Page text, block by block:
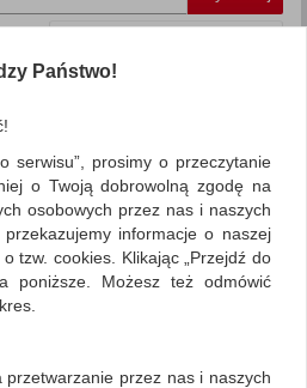
Więcej
Produkty kreatywne
Państwo!
serwisu”, prosimy o przeczytanie
o Twoją dobrowolną zgodę na
osobowych przez nas i naszych
informacje o naszej
tzw. cookies. Klikając „Przejdź do
poniższe. Możesz też odmówić
przez nas i naszych